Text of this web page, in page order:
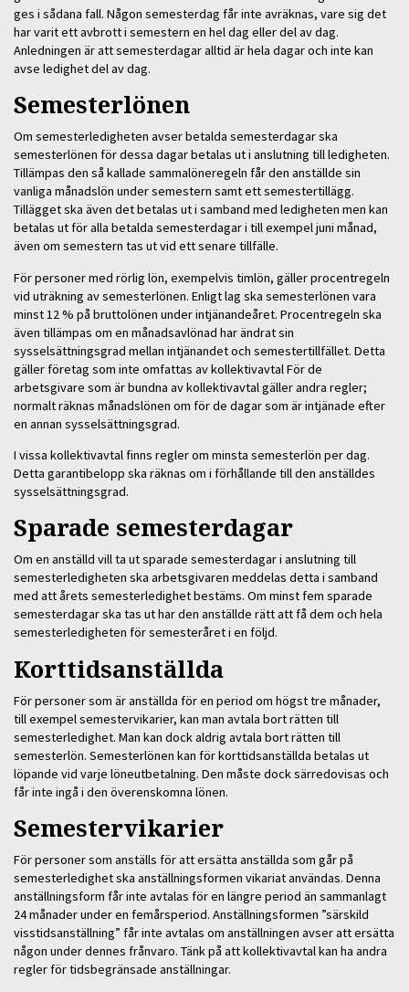
ges i sådana fall. Någon semesterdag får inte avräknas, vare sig det
har varit ett avbrott i semestern en hel dag eller del av dag.
Anledningen är att semesterdagar alltid är hela dagar och inte kan
avse ledighet del av dag.
Semesterlönen
Om semesterledigheten avser betalda semesterdagar ska
semesterlönen för dessa dagar betalas ut i anslutning till ledigheten.
Tillämpas den så kallade sammalöneregeln får den anställde sin
vanliga månadslön under semestern samt ett semestertillägg.
Tillägget ska även det betalas ut i samband med ledigheten men kan
betalas ut för alla betalda semesterdagar i till exempel juni månad,
även om semestern tas ut vid ett senare tillfälle.
För personer med rörlig lön, exempelvis timlön, gäller procentregeln
vid uträkning av semesterlönen. Enligt lag ska semesterlönen vara
minst 12 % på bruttolönen under intjänandeåret. Procentregeln ska
även tillämpas om en månadsavlönad har ändrat sin
sysselsättningsgrad mellan intjänandet och semestertillfället. Detta
gäller företag som inte omfattas av kollektivavtal För de
arbetsgivare som är bundna av kollektivavtal gäller andra regler;
normalt räknas månadslönen om för de dagar som är intjänade efter
en annan sysselsättningsgrad.
I vissa kollektivavtal finns regler om minsta semesterlön per dag.
Detta garantibelopp ska räknas om i förhållande till den anställdes
sysselsättningsgrad.
Sparade semesterdagar
Om en anställd vill ta ut sparade semesterdagar i anslutning till
semesterledigheten ska arbetsgivaren meddelas detta i samband
med att årets semesterledighet bestäms. Om minst fem sparade
semesterdagar ska tas ut har den anställde rätt att få dem och hela
semesterledigheten för semesteråret i en följd.
Korttidsanställda
För personer som är anställda för en period om högst tre månader,
till exempel semestervikarier, kan man avtala bort rätten till
semesterledighet. Man kan dock aldrig avtala bort rätten till
semesterlön. Semesterlönen kan för korttidsanställda betalas ut
löpande vid varje löneutbetalning. Den måste dock särredovisas och
får inte ingå i den överenskomna lönen.
Semestervikarier
För personer som anställs för att ersätta anställda som går på
semesterledighet ska anställningsformen vikariat användas. Denna
anställningsform får inte avtalas för en längre period än sammanlagt
24 månader under en femårsperiod. Anställningsformen ”särskild
visstidsanställning” får inte avtalas om anställningen avser att ersätta
någon under dennes frånvaro. Tänk på att kollektivavtal kan ha andra
regler för tidsbegränsade anställningar.